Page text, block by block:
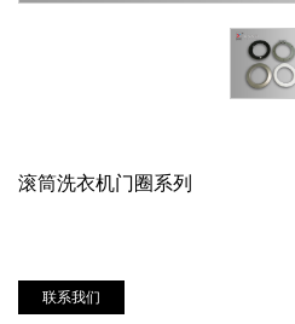
滚筒洗衣机门圈系列
联系我们